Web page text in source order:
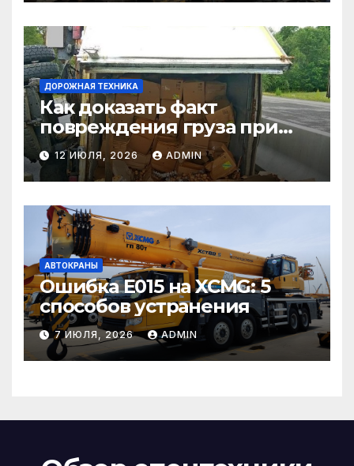
ДОРОЖНАЯ ТЕХНИКА
Как доказать факт
повреждения груза при
страховом случае
12 ИЮЛЯ, 2026 ADMIN
АВТОКРАНЫ
Ошибка E015 на XCMG: 5
способов устранения
7 ИЮЛЯ, 2026 ADMIN